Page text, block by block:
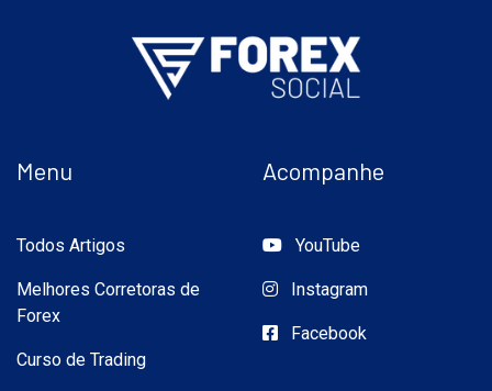
Menu
Todos Artigos
Melhores Corretoras de
Forex
Curso de Trading
Acompanhe
YouTube
Instagram
Facebook